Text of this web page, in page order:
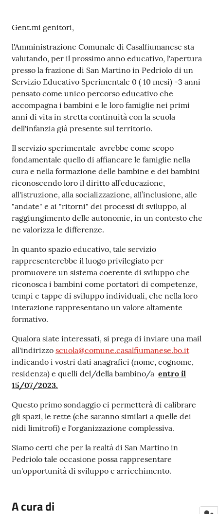
Contenuto
Gent.mi genitori,
l'Amministrazione Comunale di Casalfiumanese sta
valutando, per il prossimo anno educativo, l'apertura
presso la frazione di San Martino in Pedriolo di un
Servizio Educativo Sperimentale 0 ( 10 mesi) -3 anni
pensato come unico percorso educativo che
accompagna i bambini e le loro famiglie nei primi
anni di vita in stretta continuità con la scuola
dell'infanzia già presente sul territorio.
Il servizio sperimentale avrebbe come scopo
fondamentale quello di affiancare le famiglie nella
cura e nella formazione delle bambine e dei bambini
riconoscendo loro il diritto all’educazione,
all'istruzione, alla socializzazione, all’inclusione, alle
"andate" e ai "ritorni" dei processi di sviluppo, al
raggiungimento delle autonomie, in un contesto che
ne valorizza le differenze.
In quanto spazio educativo, tale servizio
rappresenterebbe il luogo privilegiato per
promuovere un sistema coerente di sviluppo che
riconosca i bambini come portatori di competenze,
tempi e tappe di sviluppo individuali, che nella loro
interazione rappresentano un valore altamente
formativo.
Qualora siate interessati, si prega di inviare una mail
all'indirizzo scuola@comune.casalfiumanese.bo.it
indicando i vostri dati anagrafici (nome, cognome,
residenza) e quelli del/della bambino/a entro il
15/07/2023.
Questo primo sondaggio ci permetterà di calibrare
gli spazi, le rette (che saranno similari a quelle dei
nidi limitrofi) e l'organizzazione complessiva.
Siamo certi che per la realtà di San Martino in
Pedriolo tale occasione possa rappresentare
un'opportunità di sviluppo e arricchimento.
A cura di